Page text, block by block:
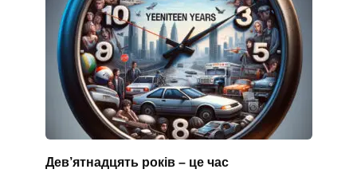
Дев’ятнадцять років – це час